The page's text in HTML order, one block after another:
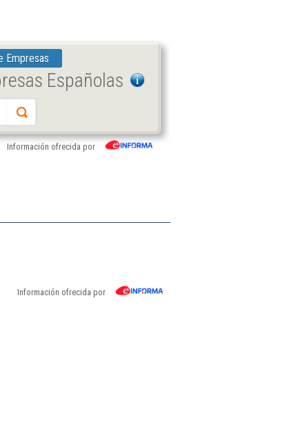
Empresas
Españolas
Información ofrecida por
Información ofrecida por